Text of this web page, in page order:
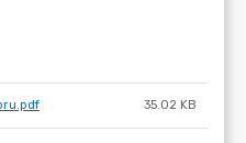
35.02 KB